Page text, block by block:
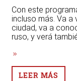
Con este
incluso más. Va
ciudad, va a
ruso, y verá
LEER MÁS